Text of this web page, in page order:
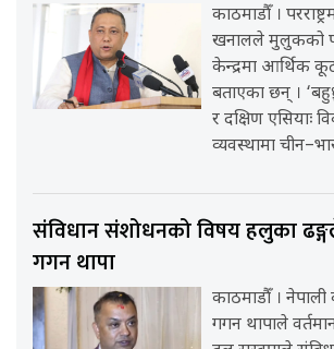
काठमाडौँ ।
खनालले मुलुकको
केन्द्रमा आर्थिक
बताएका छन् ।
र दक्षिण एसियाः
व्यवस्थामा
संविधान संशोधनको विषय हलुका
गगन थापा
काठमाडौँ ।
गगन थापाले